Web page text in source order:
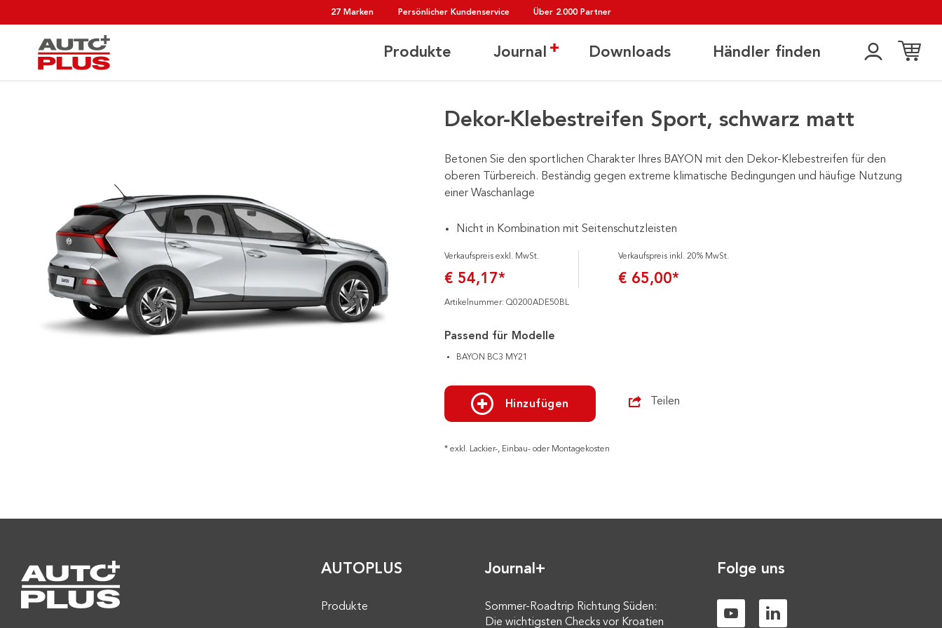
27 Marken Persönlicher Kundenservice Über 2.000 Partner
Produkte Journal Downloads Händler finden
Dekor-Klebestreifen Sport, schwarz matt
Betonen Sie den sportlichen Charakter Ihres BAYON mit den Dekor-Klebestreifen für den
oberen Türbereich. Beständig gegen extreme klimatische Bedingungen und häufige Nutzung
einer Waschanlage
Nicht in Kombination mit Seitenschutzleisten
Verkaufspreis exkl. MwSt.
€ 54,17*
Verkaufspreis inkl. 20% MwSt.
€ 65,00*
Artikelnummer: Q0200ADE50BL
Passend für Modelle
BAYON BC3 MY21
Hinzufügen Teilen
* exkl. Lackier-, Einbau- oder Montagekosten
AUTOPLUS
Produkte
Journal+
Sommer-Roadtrip Richtung Süden:
Die wichtigsten Checks vor Kroatien
Folge uns